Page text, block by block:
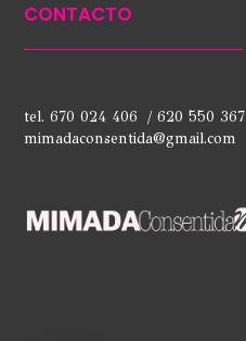
CONTACTO
tel. 670 024 406 / 620 550 367
mimadaconsentida@gmail.com